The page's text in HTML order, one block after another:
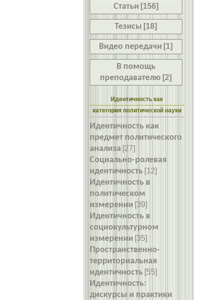
Статьи [156]
Тезисы [18]
Видео передачи [1]
В помощь
преподавателю [2]
Идентичность как
категория политической науки
Идентичность как
предмет политического
анализа [27]
Социально-ролевая
идентичность [12]
Идентичность в
политическом
измерении [39]
Идентичность в
социокультурном
измерении [35]
Пространственно-
территориальная
идентичность [55]
Идентичность:
дискурсы и практики